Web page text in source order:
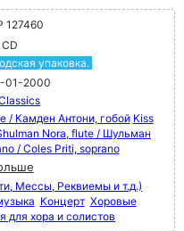
127460
CD
упаковка.
01-2000
/ Камден Антони, гобой Kiss
Nora, flute / Шульман
/ Coles Priti, soprano
Мессы, Реквиемы и т.д.)
Концерт Хоровые
для хора и солистов